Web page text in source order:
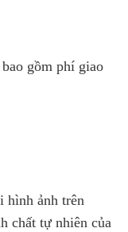
gồm phí giao
hình ảnh trên
chất tự nhiên của